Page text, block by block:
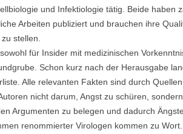
und Infektiologie tätig. Beide haben
Arbeiten publiziert und brauchen ihre
stellen.
für Insider mit medizinischen
Schon kurz nach der Herausgabe
Alle relevanten Fakten sind durch Quellen
nicht darum, Angst zu schüren,
Argumenten zu belegen und dadurch
renommierter Virologen kommen zu